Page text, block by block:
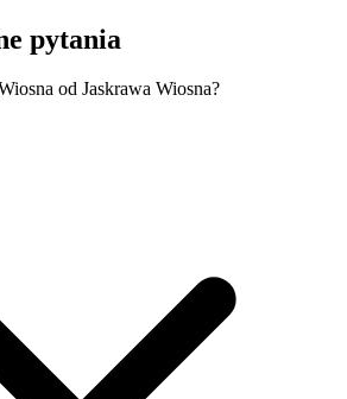
pytania
od Jaskrawa Wiosna?